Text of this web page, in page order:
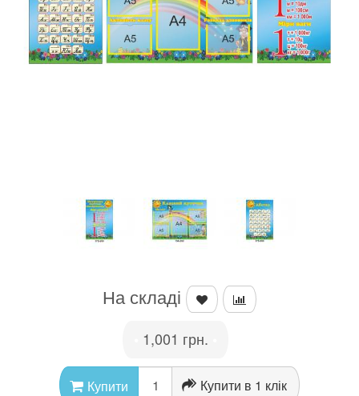
На складі
1,001 грн.
Купити Купити в 1 клік